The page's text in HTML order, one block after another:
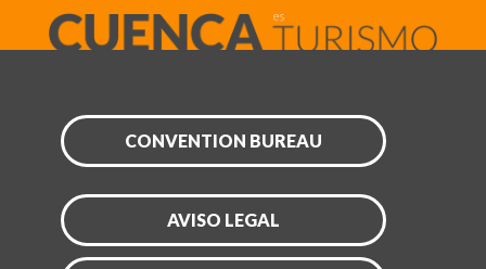
CONVENTION BUREAU
AVISO LEGAL